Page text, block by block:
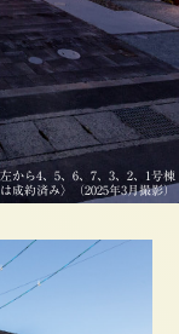
から4、5、6、7、3、2、1号棟
成約済み〉（2025年3月撮影）